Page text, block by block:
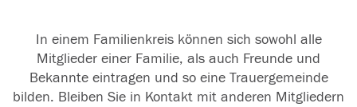
In einem Familienkreis können sich sowohl alle
Mitglieder einer Familie, als auch Freunde und
Bekannte eintragen und so eine Trauergemeinde
bilden. Bleiben Sie in Kontakt mit anderen Mitgliedern